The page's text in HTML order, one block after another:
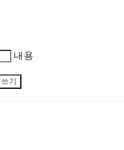
내용
기